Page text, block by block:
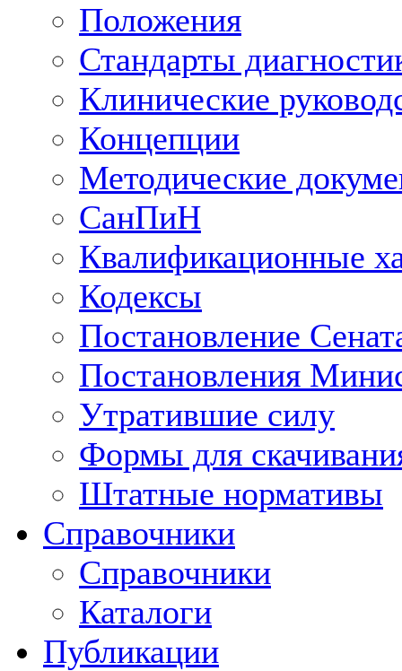
Положения
Стандарты
Клинические
Концепции
Методические
СанПиН
Квалификационные
Кодексы
Постановление
Постановления
Утратившие силу
Формы для
Штатные нормативы
Справочники
Справочники
Каталоги
Публикации